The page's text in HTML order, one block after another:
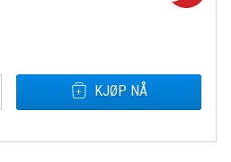
Abisko
2
KJØP NÅ